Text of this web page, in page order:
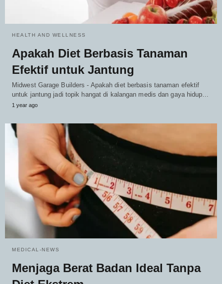
HEALTH AND WELLNESS
Apakah Diet Berbasis Tanaman
Efektif untuk Jantung
Midwest Garage Builders - Apakah diet berbasis tanaman efektif
untuk jantung jadi topik hangat di kalangan medis dan gaya hidup…
1 year ago
MEDICAL-NEWS
Menjaga Berat Badan Ideal Tanpa